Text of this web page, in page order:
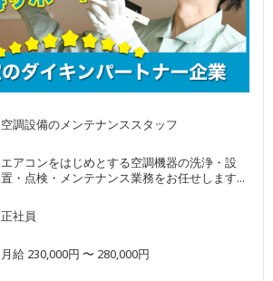
空調設備のメンテナンススタッフ
エアコンをはじめとする空調機器の洗浄・設
置・点検・メンテナンス業務をお任せします...
正社員
月給 230,000円 〜 280,000円